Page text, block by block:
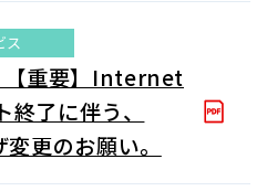
ス
【重要】Internet
了に伴う、
更のお願い。